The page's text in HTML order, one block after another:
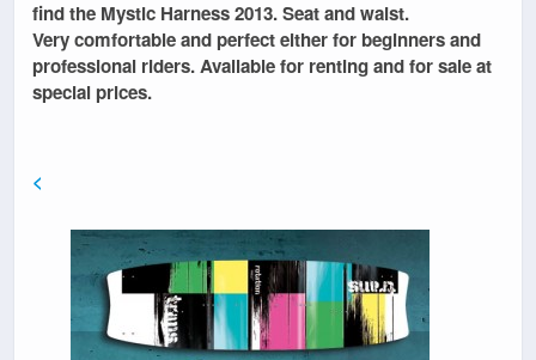
find the Mystic Harness2013.Seat and waist.
Verycomfortableand perfect either for beginners and
professional riders. Available for rentingandfor sale at
special prices.
<